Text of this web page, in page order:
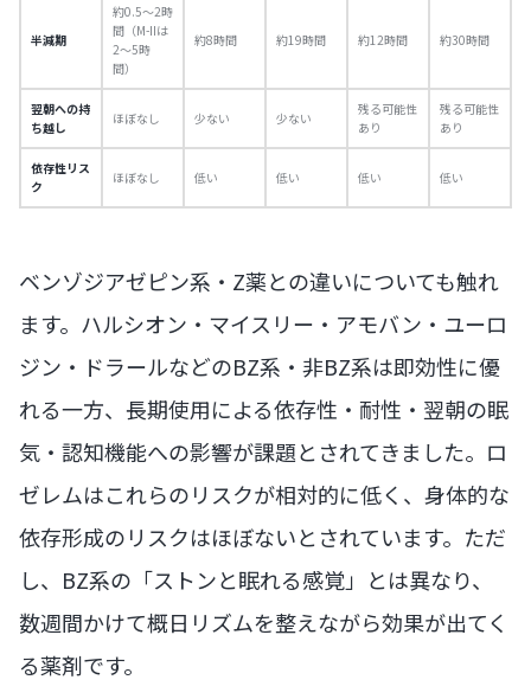
半減期
約0.5〜2時
間（M-IIは
2〜5時
間）
約8時間 約19時間 約12時間 約30時間
翌朝への持
ち越し
ほぼなし 少ない 少ない
残る可能性
あり
残る可能性
あり
依存性リス
ク
ほぼなし 低い 低い 低い 低い
ベンゾジアゼピン系・Z薬との違いについても触れ
ます。ハルシオン・マイスリー・アモバン・ユーロ
ジン・ドラールなどのBZ系・非BZ系は即効性に優
れる一方、長期使用による依存性・耐性・翌朝の眠
気・認知機能への影響が課題とされてきました。ロ
ゼレムはこれらのリスクが相対的に低く、身体的な
依存形成のリスクはほぼないとされています。ただ
し、BZ系の「ストンと眠れる感覚」とは異なり、
数週間かけて概日リズムを整えながら効果が出てく
る薬剤です。